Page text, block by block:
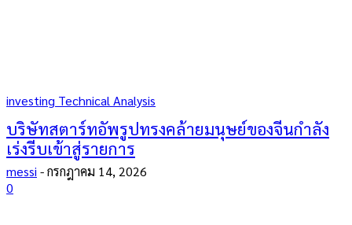
investing Technical Analysis
บริษัทสตาร์ทอัพรูปทรงคล้ายมนุษย์ของจีนกำลัง
เร่งรีบเข้าสู่รายการ
messi -กรกฎาคม 14, 2026
0